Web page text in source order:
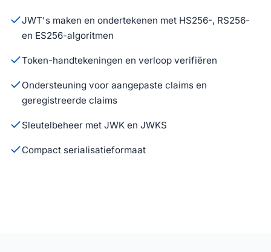
JWT's maken en ondertekenen met HS256-, RS256-
en ES256-algoritmen
Token-handtekeningen en verloop verifiëren
Ondersteuning voor aangepaste claims en
geregistreerde claims
Sleutelbeheer met JWK en JWKS
Compact serialisatieformaat